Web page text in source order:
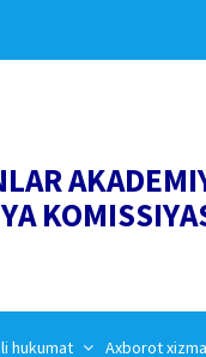
hukumat Axborot